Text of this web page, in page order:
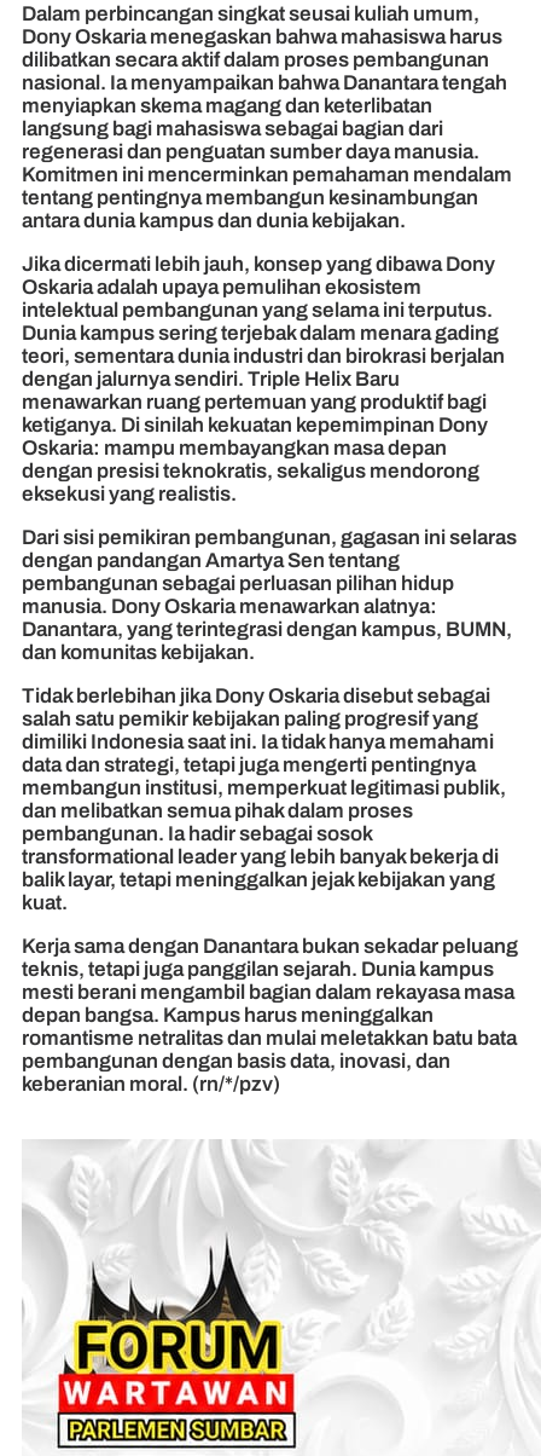
Dalam perbincangan singkat seusai kuliah umum,
Dony Oskaria menegaskan bahwa mahasiswa harus
dilibatkan secara aktif dalam proses pembangunan
nasional. Ia menyampaikan bahwa Danantara tengah
menyiapkan skema magang dan keterlibatan
langsung bagi mahasiswa sebagai bagian dari
regenerasi dan penguatan sumber daya manusia.
Komitmen ini mencerminkan pemahaman mendalam
tentang pentingnya membangun kesinambungan
antara dunia kampus dan dunia kebijakan.
Jika dicermati lebih jauh, konsep yang dibawa Dony
Oskaria adalah upaya pemulihan ekosistem
intelektual pembangunan yang selama ini terputus.
Dunia kampus sering terjebak dalam menara gading
teori, sementara dunia industri dan birokrasi berjalan
dengan jalurnya sendiri. Triple Helix Baru
menawarkan ruang pertemuan yang produktif bagi
ketiganya. Di sinilah kekuatan kepemimpinan Dony
Oskaria: mampu membayangkan masa depan
dengan presisi teknokratis, sekaligus mendorong
eksekusi yang realistis.
Dari sisi pemikiran pembangunan, gagasan ini selaras
dengan pandangan Amartya Sen tentang
pembangunan sebagai perluasan pilihan hidup
manusia. Dony Oskaria menawarkan alatnya:
Danantara, yang terintegrasi dengan kampus, BUMN,
dan komunitas kebijakan.
Tidak berlebihan jika Dony Oskaria disebut sebagai
salah satu pemikir kebijakan paling progresif yang
dimiliki Indonesia saat ini. Ia tidak hanya memahami
data dan strategi, tetapi juga mengerti pentingnya
membangun institusi, memperkuat legitimasi publik,
dan melibatkan semua pihak dalam proses
pembangunan. Ia hadir sebagai sosok
transformational leader yang lebih banyak bekerja di
balik layar, tetapi meninggalkan jejak kebijakan yang
kuat.
Kerja sama dengan Danantara bukan sekadar peluang
teknis, tetapi juga panggilan sejarah. Dunia kampus
mesti berani mengambil bagian dalam rekayasa masa
depan bangsa. Kampus harus meninggalkan
romantisme netralitas dan mulai meletakkan batu bata
pembangunan dengan basis data, inovasi, dan
keberanian moral. (rn/*/pzv)